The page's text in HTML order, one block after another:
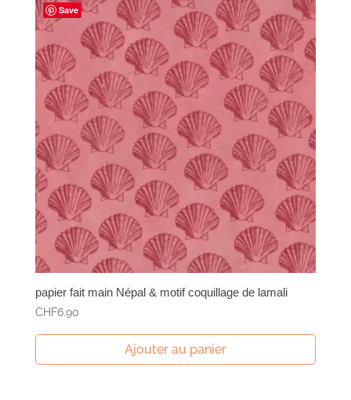
Save
papier fait main Népal & motif coquillage de lamali
CHF6.90
Ajouter au panier